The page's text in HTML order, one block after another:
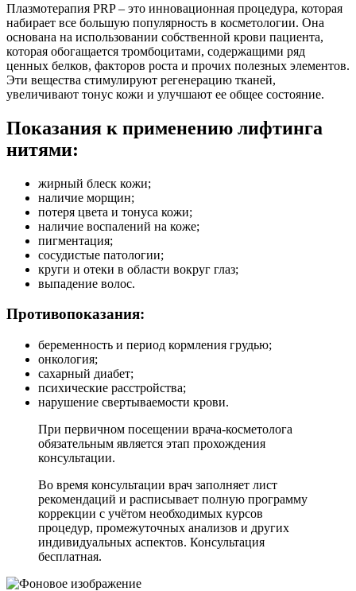
Плазмотерапия PRP – это инновационная процедура, которая
набирает все большую популярность в косметологии. Она
основана на использовании собственной крови пациента,
которая обогащается тромбоцитами, содержащими ряд
ценных белков, факторов роста и прочих полезных элементов.
Эти вещества стимулируют регенерацию тканей,
увеличивают тонус кожи и улучшают ее общее состояние.
Показания к применению лифтинга
нитями:
жирный блеск кожи;
наличие морщин;
потеря цвета и тонуса кожи;
наличие воспалений на коже;
пигментация;
сосудистые патологии;
круги и отеки в области вокруг глаз;
выпадение волос.
Противопоказания:
беременность и период кормления грудью;
онкология;
сахарный диабет;
психические расстройства;
нарушение свертываемости крови.
При первичном посещении врача-косметолога
обязательным является этап прохождения
консультации.
Во время консультации врач заполняет лист
рекомендаций и расписывает полную программу
коррекции с учётом необходимых курсов
процедур, промежуточных анализов и других
индивидуальных аспектов. Консультация
бесплатная.